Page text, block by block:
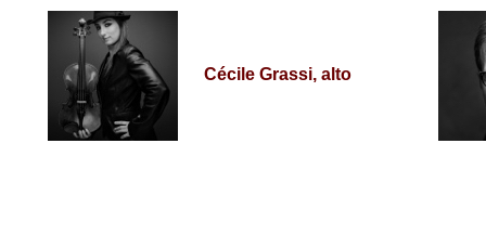
Cécile Grassi, alto